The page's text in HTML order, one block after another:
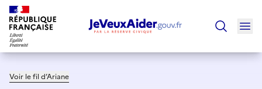
Voir le fil d’Ariane